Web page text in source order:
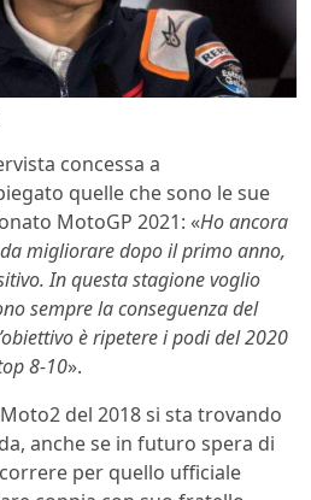
concessa a
quelle che sono le sue
MotoGP 2021: «Ho ancora
migliorare dopo il primo anno,
In questa stagione voglio
sempre la conseguenza del
è ripetere i podi del 2020
8-10».
del 2018 si sta trovando
anche se in futuro spera di
per quello ufficiale